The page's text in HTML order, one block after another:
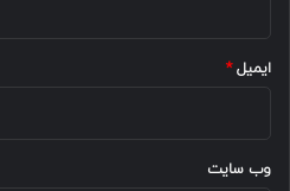
ایمیل*
وب‌ سایت